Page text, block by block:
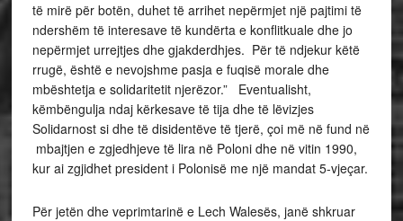
të mirë për botën, duhet të arrihet nepërmjet një pajtimi të
ndershëm të interesave të kundërta e konflitkuale dhe jo
nepërmjet urrejtjes dhe gjakderdhjes. Për të ndjekur këtë
rrugë, është e nevojshme pasja e fuqisë morale dhe
mbështetja e solidaritetit njerëzor.” Eventualisht,
këmbëngulja ndaj kërkesave të tija dhe të lëvizjes
Solidarnost si dhe të disidentëve të tjerë, çoi më në fund në
mbajtjen e zgjedhjeve të lira në Poloni dhe në vitin 1990,
kur ai zgjidhet president i Polonisë me një mandat 5-vjeçar.
Për jetën dhe veprimtarinë e Lech Walesës, janë shkruar